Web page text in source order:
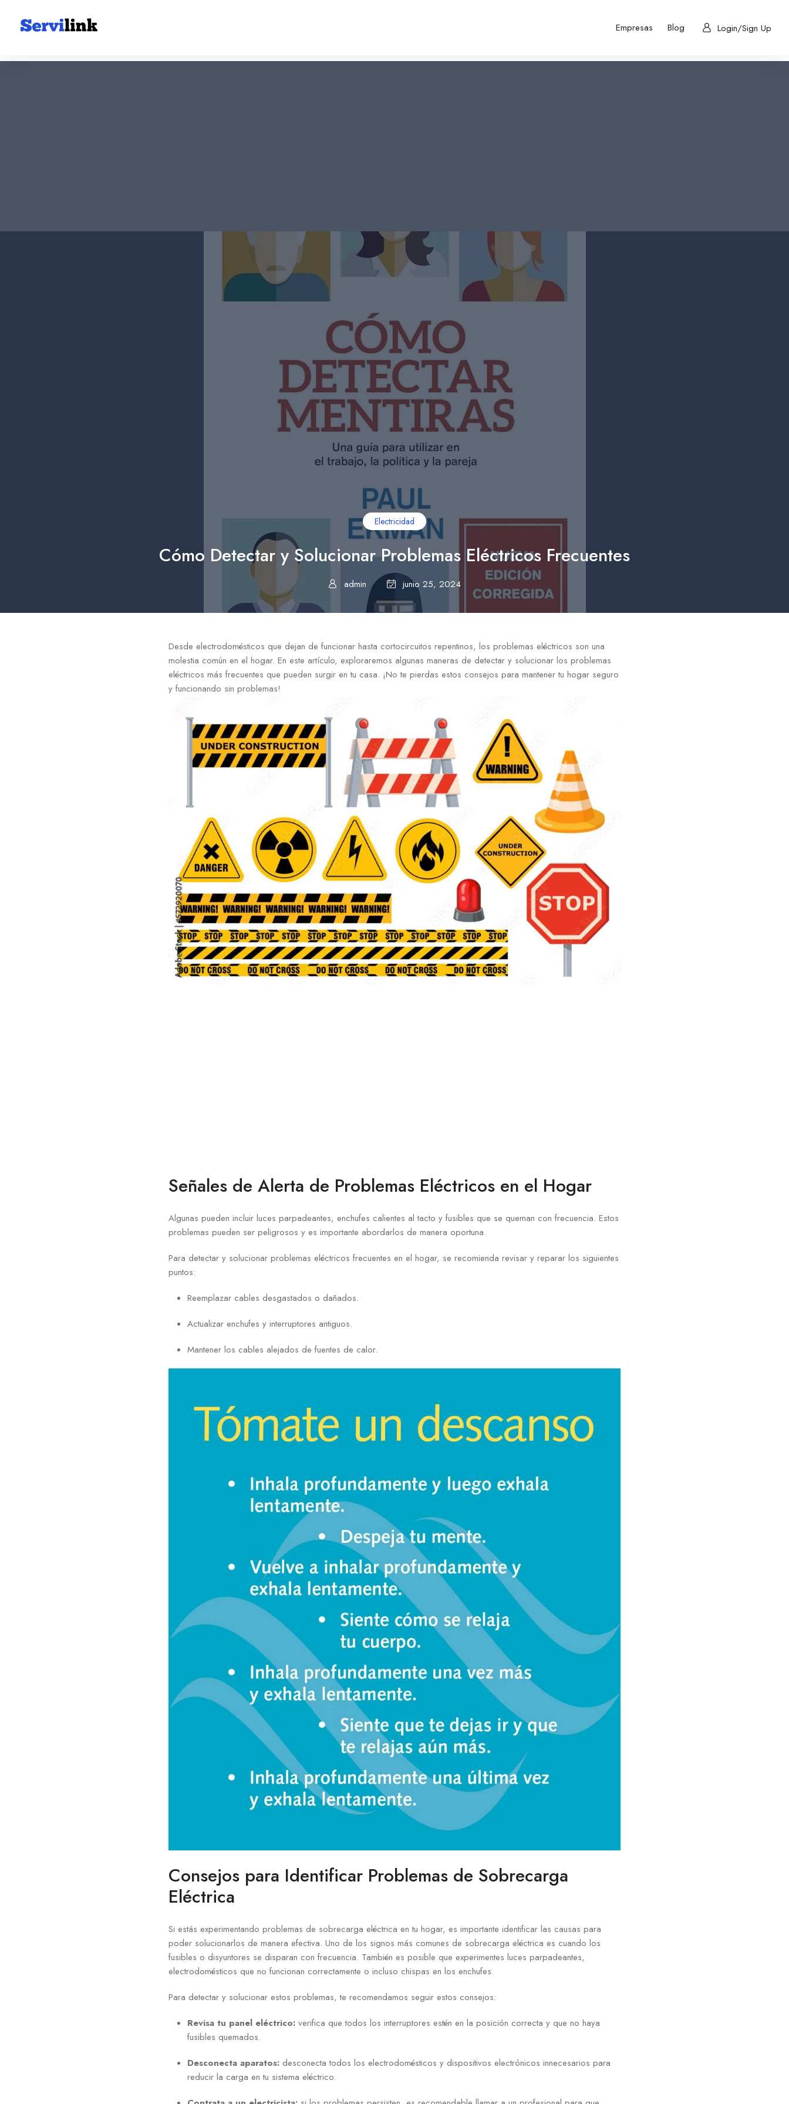
Empresas Blog Login/Sign Up
Electricidad
Cómo Detectar y Solucionar Problemas Eléctricos Frecuentes
admin junio 25, 2024
Desde electrodomésticos que dejan de funcionar hasta cortocircuitos repentinos, los problemas eléctricos son una
molestia común en el hogar. En este artículo, exploraremos algunas maneras de detectar y solucionar los problemas
eléctricos más frecuentes que pueden surgir en tu casa. ¡No te pierdas estos consejos para mantener tu hogar seguro
y funcionando sin problemas!
Señales de Alerta de Problemas Eléctricos en el Hogar
Algunas pueden incluir luces parpadeantes, enchufes calientes al tacto y fusibles que se queman con frecuencia. Estos
problemas pueden ser peligrosos y es importante abordarlos de manera oportuna.
Para detectar y solucionar problemas eléctricos frecuentes en el hogar, se recomienda revisar y reparar los siguientes
puntos:
Reemplazar cables desgastados o dañados.
Actualizar enchufes y interruptores antiguos.
Mantener los cables alejados de fuentes de calor.
Consejos para Identificar Problemas de Sobrecarga
Eléctrica
Si estás experimentando problemas de sobrecarga eléctrica en tu hogar, es importante identificar las causas para
poder solucionarlos de manera efectiva. Uno de los signos más comunes de sobrecarga eléctrica es cuando los
fusibles o disyuntores se disparan con frecuencia. También es posible que experimentes luces parpadeantes,
electrodomésticos que no funcionan correctamente o incluso chispas en los enchufes.
Para detectar y solucionar estos problemas, te recomendamos seguir estos consejos:
Revisa tu panel eléctrico: verifica que todos los interruptores estén en la posición correcta y que no haya
fusibles quemados.
Desconecta aparatos: desconecta todos los electrodomésticos y dispositivos electrónicos innecesarios para
reducir la carga en tu sistema eléctrico.